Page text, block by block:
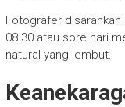
Fotografer
08.30 atau sore hari
natural yang lembut.